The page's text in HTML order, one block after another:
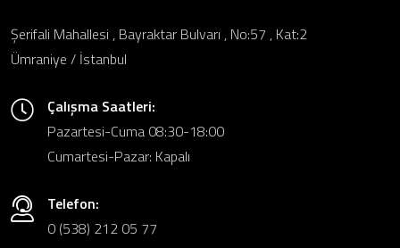
Şerifali Mahallesi , Bayraktar Bulvarı , No:57 , Kat:2
Ümraniye / İstanbul
Çalışma Saatleri:
Pazartesi-Cuma 08:30-18:00
Cumartesi-Pazar: Kapalı
Telefon:
0 (538) 212 05 77